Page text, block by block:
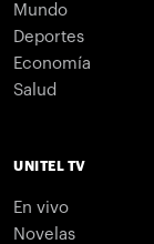
Mundo
Deportes
Economía
Salud
UNITEL TV
En vivo
Novelas